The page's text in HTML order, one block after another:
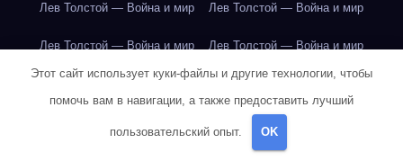
Лев Толстой — Война и мир Лев Толстой — Война и мир
Лев Толстой — Война и мир Лев Толстой — Война и мир
Лев Толстой — Война и мир Лев Толстой — Война и мир
Лев Толстой — Война и мир
Этот сайт использует куки-файлы и другие технологии, чтобы
помочь вам в навигации, а также предоставить лучший
пользовательский опыт. OK